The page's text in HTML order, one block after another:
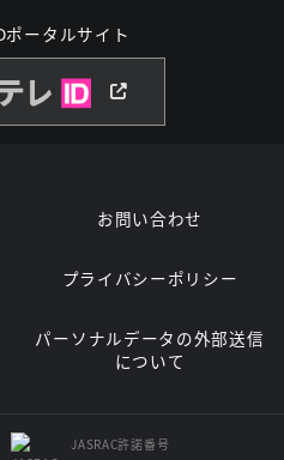
ータルサイト
お問い合わせ
プライバシーポリシー
パーソナルデータの外部送信
について
JASRAC許諾番号